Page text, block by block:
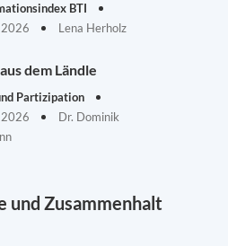
BTI
Lena Herholz
dem Ländle
Partizipation
Dr. Dominik
und Zusammenhalt